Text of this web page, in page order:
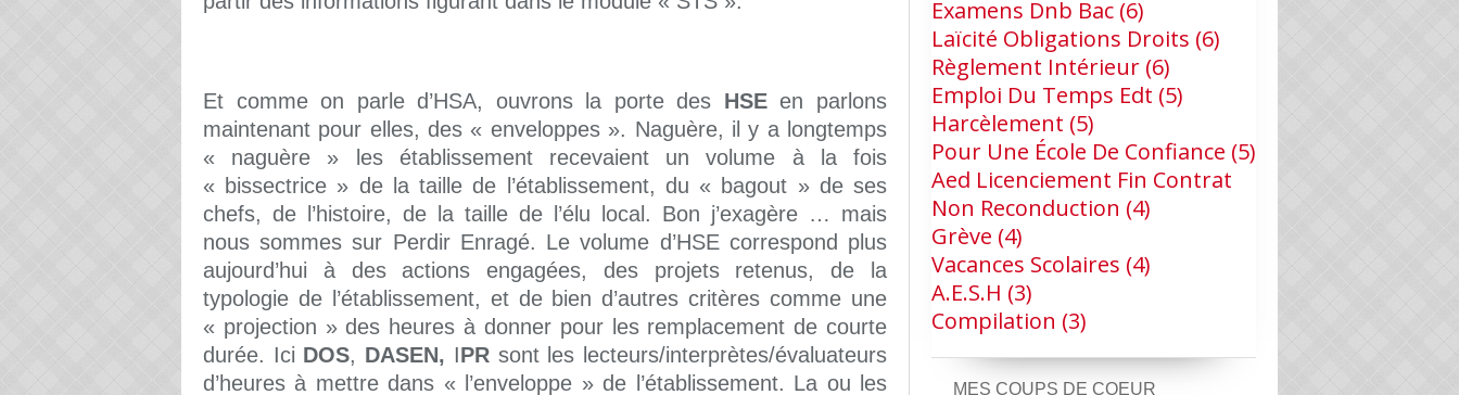
Et comme on parle d’HSA, ouvrons la porte des HSEen parlons
maintenant pour elles, des « enveloppes ». Naguère, il y a longtemps
« naguère » les établissement recevaient un volume à la fois
« bissectrice » de la taille de l’établissement, du « bagout » de ses
chefs, de l’histoire, de la taille de l’élu local. Bon j’exagère … mais
nous sommes sur Perdir Enragé. Le volume d’HSE correspond plus
aujourd’hui à des actions engagées, des projets retenus, de la
typologie de l’établissement, et de bien d’autres critères comme une
« projection » des heures à donner pour les remplacement de courte
durée. Ici DOS, DASEN, IPR sont les lecteurs/interprètes/évaluateurs
d’heures à mettre dans « l’enveloppe » de l’établissement. La ou les
Examens Dnb Bac (6)
Laïcité Obligations Droits (6)
Règlement Intérieur (6)
Emploi Du Temps Edt (5)
Harcèlement (5)
Pour Une École De Confiance (5)
Aed Licenciement Fin Contrat
Non Reconduction (4)
Grève (4)
Vacances Scolaires (4)
A.e.s.h (3)
Compilation (3)
MES COUPS DE COEUR